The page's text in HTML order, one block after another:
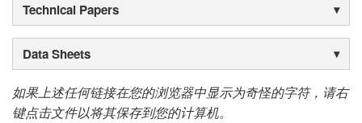
Technical Papers
Data Sheets
如果上述任何链接在您的浏览器中显示为奇怪的字符，请右
键点击文件以将其保存到您的计算机。